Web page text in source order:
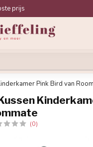
prijs
Pink Bird van
(0)